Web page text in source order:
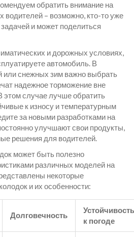
обратить внимание на
водителей – возможно, кто-то уже
и может поделиться
и дорожных условиях,
автомобиль. В
или снежных зим важно выбрать
надежное торможение вне
этом случае лучше обратить
к износу и температурным
за новыми разработками на
улучшают свои продукты,
решения для водителей.
может быть полезно
различных моделей на
некоторые
и их особенности:
Долговечность
Устойчивость
к погоде